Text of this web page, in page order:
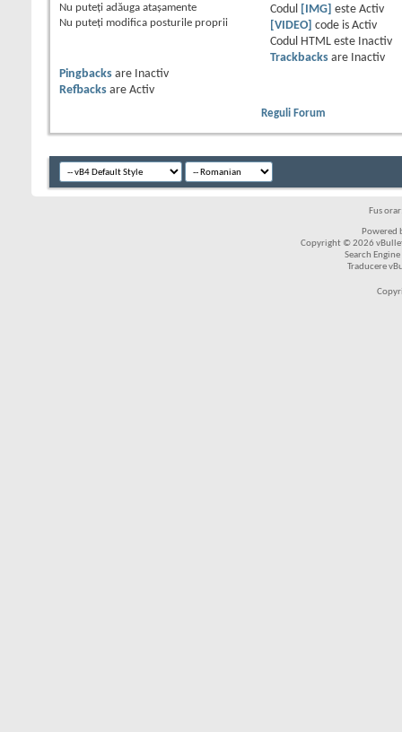
Nu puteţi adăuga ataşamente
Nu puteţi modifica posturile proprii
Codul
[IMG] este Activ
[VIDEO] code is Activ
Codul HTML este
Inactiv
Trackbacksare
Inactiv
Pingbacks are
Inactiv
Refbacks are Activ
Reguli Forum
Fus
Powered
Copyright © 2026
Search
Traducere